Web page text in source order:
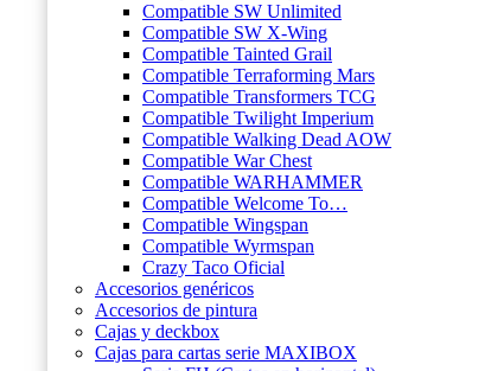
Compatible SW Unlimited
Compatible SW X-Wing
Compatible Tainted Grail
Compatible Terraforming Mars
Compatible Transformers TCG
Compatible Twilight Imperium
Compatible Walking Dead AOW
Compatible War Chest
Compatible WARHAMMER
Compatible Welcome To…
Compatible Wingspan
Compatible Wyrmspan
Crazy Taco Oficial
Accesorios genéricos
Accesorios de pintura
Cajas y deckbox
Cajas para cartas serie MAXIBOX